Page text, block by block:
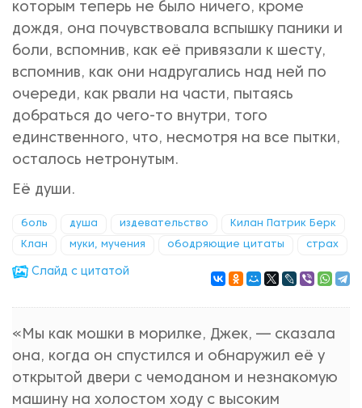
которым теперь не было ничего, кроме
дождя, она почувствовала вспышку паники и
боли, вспомнив, как её привязали к шесту,
вспомнив, как они надругались над ней по
очереди, как рвали на части, пытаясь
добраться до чего-то внутри, того
единственного, что, несмотря на все пытки,
осталось нетронутым.
Её души.
боль душа издевательство Килан Патрик Берк
Клан муки, мучения ободряющие цитаты страх
Cлайд с цитатой
«Мы как мошки в морилке, Джек, — сказала
она, когда он спустился и обнаружил её у
открытой двери с чемоданом и незнакомую
машину на холостом ходу с высоким